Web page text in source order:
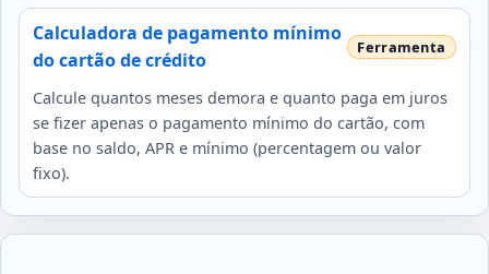
Calculadora de pagamento mínimo
do cartão de crédito
Calcule quantos meses demora e quanto paga em juros
se fizer apenas o pagamento mínimo do cartão, com
base no saldo, APR e mínimo (percentagem ou valor
fixo).